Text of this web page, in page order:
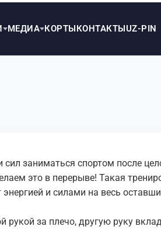
МЕДИА КОРТЫКОНТАКТЫUZ-PIN
сил заниматься спортом после
это в перерыве! Такая
и силами на весь
рукой за плечо, другую руку